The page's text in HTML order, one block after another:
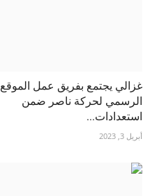
غزالي يجتمع بفريق عمل الموقع
الرسمي لحركة ناصر ضمن
استعدادات...
أبريل 3, 2023